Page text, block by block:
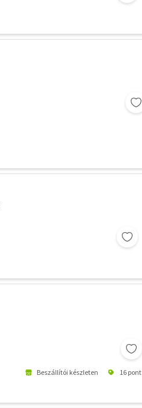
Beszállítói készleten 16 pont